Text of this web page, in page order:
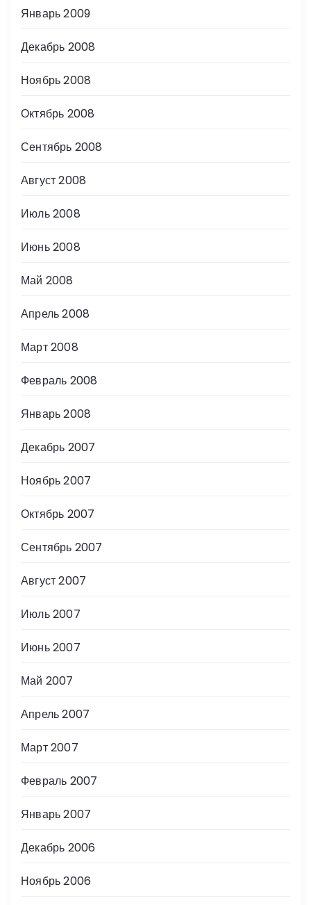
Январь 2009
Декабрь 2008
Ноябрь 2008
Октябрь 2008
Сентябрь 2008
Август 2008
Июль 2008
Июнь 2008
Май 2008
Апрель 2008
Март 2008
Февраль 2008
Январь 2008
Декабрь 2007
Ноябрь 2007
Октябрь 2007
Сентябрь 2007
Август 2007
Июль 2007
Июнь 2007
Май 2007
Апрель 2007
Март 2007
Февраль 2007
Январь 2007
Декабрь 2006
Ноябрь 2006